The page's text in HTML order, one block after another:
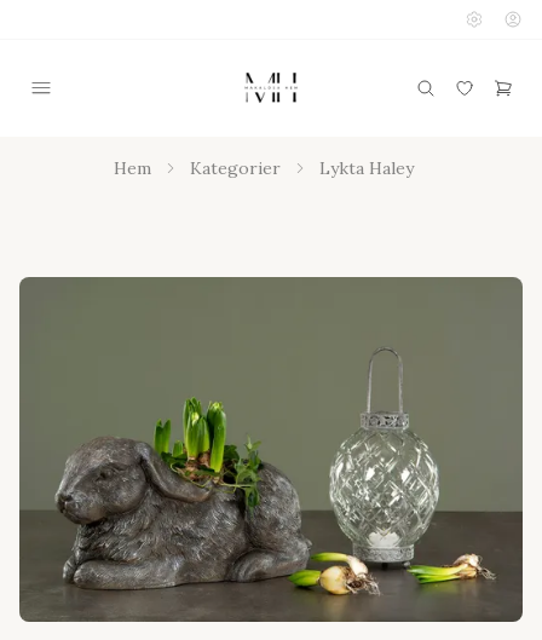
Hem Kategorier Lykta Haley